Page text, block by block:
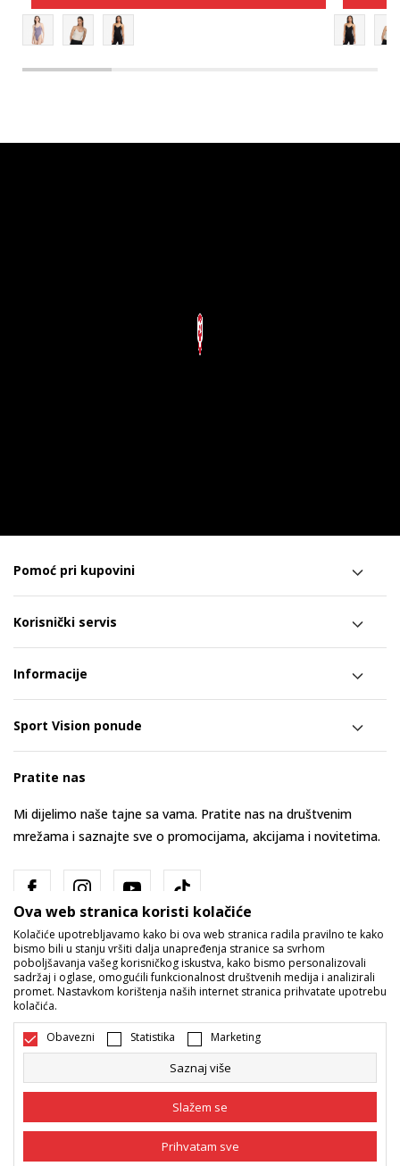
Pomoć pri kupovini
Korisnički servis
Informacije
Sport Vision ponude
Pratite nas
Mi dijelimo naše tajne sa vama. Pratite nas na društvenim
mrežama i saznajte sve o promocijama, akcijama i novitetima.
Bosna i Hercegovina Promijenite
Nastojimo da budemo što precizniji u opisu proizvoda, prikazu slika i
samih cijena, ali ne možemo garantovati da su sve informacije kompletne
Ova web stranica koristi kolačiće
Kolačiće upotrebljavamo kako bi ova web stranica radila pravilno te kako
bismo bili u stanju vršiti dalja unapređenja stranice sa svrhom
poboljšavanja vašeg korisničkog iskustva, kako bismo personalizovali
sadržaj i oglase, omogućili funkcionalnost društvenih medija i analizirali
promet. Nastavkom korištenja naših internet stranica prihvatate upotrebu
kolačića.
Obavezni Statistika Marketing
Saznaj više
Slažem se
Prihvatam sve